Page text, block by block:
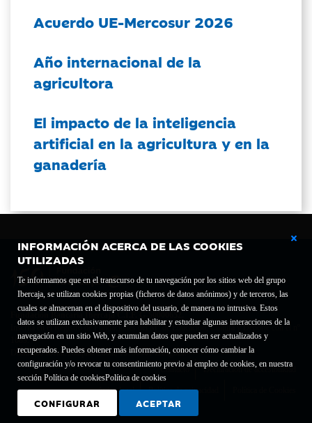
INFORMACIÓN ACERCA DE LAS COOKIES
UTILIZADAS
Te informamos que en el transcurso de tu navegación por los sitios web del grupo
Ibercaja, se utilizan cookies propias (ficheros de datos anónimos) y de terceros, las
cuales se almacenan en el dispositivo del usuario, de manera no intrusiva. Estos
datos se utilizan exclusivamente para habilitar y estudiar algunas interacciones de la
navegación en un sitio Web, y acumulan datos que pueden ser actualizados y
recuperados. Puedes obtener más información, conocer cómo cambiar la
configuración y/o revocar tu consentimiento previo al empleo de cookies, en nuestra
sección Política de cookiesPolítica de cookies
CONFIGURAR ACEPTAR
Acuerdo UE-Mercosur 2026
Año internacional de la
agricultora
El impacto de la inteligencia
artificial en la agricultura y en la
ganadería
Fundación Bancaria Ibercaja C.I.F. G-50000652.
Inscrita en el Registro de Fundaciones del Mº de Educación, Cultura y Deporte con el nº
1689.
Domicilio social: Joaquín Costa, 13. 50001 Zaragoza.
Contacto
Declaración de accesibilidad
Aviso legal Política de privacidad